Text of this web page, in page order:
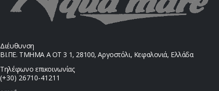
Διέυθυνση
ΒΙ.ΠΕ. ΤΜΗΜΑ Α ΟΤ 3 1, 28100, Αργοστόλι, Κεφαλονιά, Ελλάδα
Τηλέφωνο επικοινωνίας
(+30) 26710-41211